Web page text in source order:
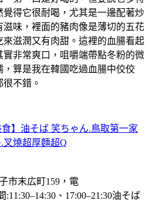
得它很耐喝，尤其是一邊配著炒
味，裡面的豬肉像是薄切的五花
滋潤又有肉甜。這裡的血腸看起
非常爽口，咀嚼端帶點冬粉的微
算是我在韓國吃過血腸中佼佼
不錯。
食】油そば 笑ちゃん.鳥取第一家
叉燒超厚麵超Q
市末広町159，電
:11:30–14:30、17:00–21:30油そば